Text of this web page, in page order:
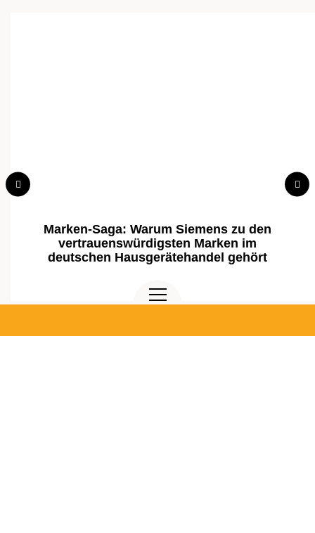
Marken-Saga: Warum Siemens zu den
vertrauenswürdigsten Marken im
deutschen Hausgerätehandel gehört